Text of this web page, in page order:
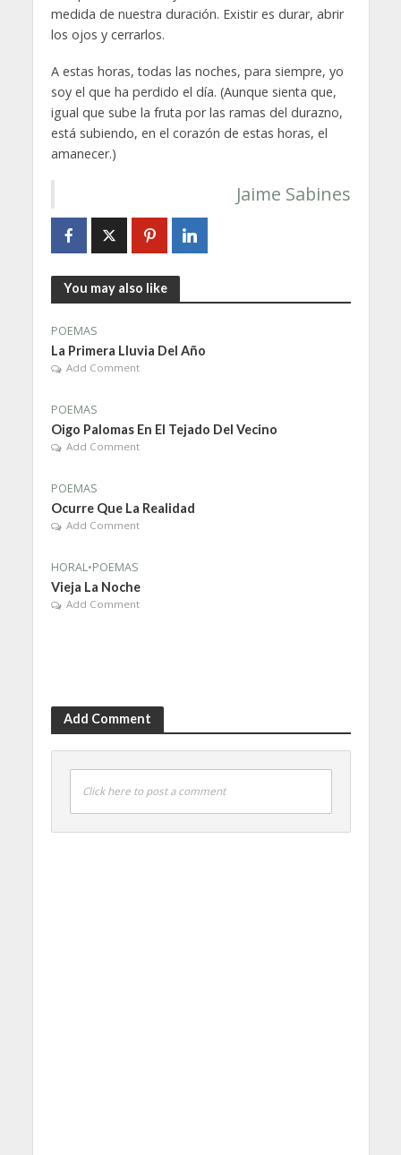
medida de nuestra duración. Existir es durar, abrir
los ojos y cerrarlos.
A estas horas, todas las noches, para siempre, yo
soy el que ha perdido el día. (Aunque sienta que,
igual que sube la fruta por las ramas del durazno,
está subiendo, en el corazón de estas horas, el
amanecer.)
Jaime Sabines
You may also like
POEMAS
La Primera Lluvia Del Año
Add Comment
POEMAS
Oigo Palomas En El Tejado Del Vecino
Add Comment
POEMAS
Ocurre Que La Realidad
Add Comment
HORAL•POEMAS
Vieja La Noche
Add Comment
Add Comment
Click here to post a comment